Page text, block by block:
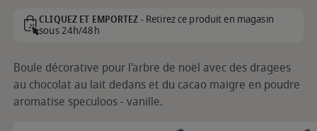
CLIQUEZ ET EMPORTEZ -Retirez ce produit en magasin
sous 24h/48h
Boule décorative pour l'arbre de noël avec des dragees
au chocolat au lait dedans et du cacao maigre en poudre
aromatise speculoos - vanille.